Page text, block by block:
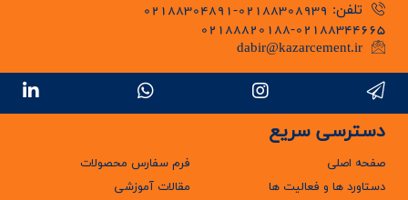
تلفن: 02188308939-02188304891
02188820188-02188344665
dabir@kazarcement.ir
دسترسی سریع
صفحه اصلی
دستاورد ها و فعالیت ها
فرم سفارس محصولات
مقالات آموزشی